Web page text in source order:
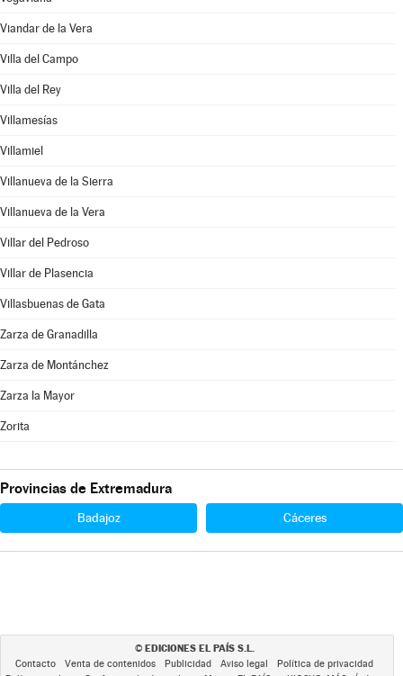
Viandar de la Vera
Villa del Campo
Villa del Rey
Villamesías
Villamiel
Villanueva de la Sierra
Villanueva de la Vera
Villar del Pedroso
Villar de Plasencia
Villasbuenas de Gata
Zarza de Granadilla
Zarza de Montánchez
Zarza la Mayor
Zorita
Provincias de Extremadura
Badajoz Cáceres
© EDICIONES EL PAÍS S.L.
Contacto Venta de contenidos Publicidad Aviso legal
Política de privacidad